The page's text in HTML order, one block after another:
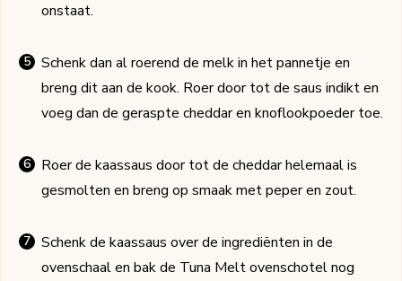
onstaat.
Schenk dan al roerend de melk in het pannetje en
breng dit aan de kook. Roer door tot de saus indikt en
voeg dan de geraspte cheddar en knoflookpoeder toe.
Roer de kaassaus door tot de cheddar helemaal is
gesmolten en breng op smaak met peper en zout.
Schenk de kaassaus over de ingrediënten in de
ovenschaal en bak de Tuna Melt ovenschotel nog